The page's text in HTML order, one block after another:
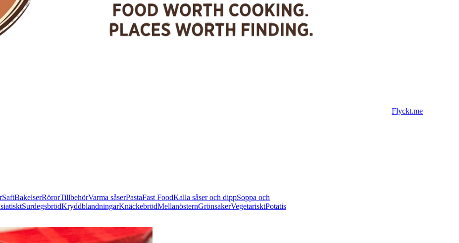
Flyckt.me
SaftBakelserRörorTillbehörVarma såserPastaFast FoodKalla såser och dippSoppa och
SurdegsbrödKryddblandningarKnäckebrödMellanösternGrönsakerVegetarisktPotatis